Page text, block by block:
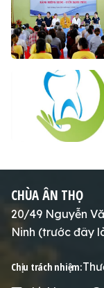
CHÙA ÂN THỌ
20/49 Nguyễn
Ninh (trước đây
Chịu trách nhiệm: